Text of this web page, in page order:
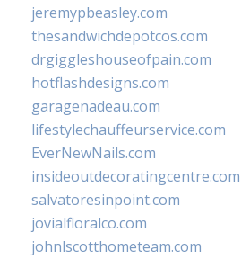
jeremypbeasley.com
thesandwichdepotcos.com
drgiggleshouseofpain.com
hotflashdesigns.com
garagenadeau.com
lifestylechauffeurservice.com
EverNewNails.com
insideoutdecoratingcentre.com
salvatoresinpoint.com
jovialfloralco.com
johnlscotthometeam.com